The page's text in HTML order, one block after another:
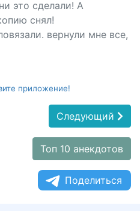
это сделали! А
снял!
вернули мне все,
приложение!
Следующий
Топ 10 анекдотов
Поделиться